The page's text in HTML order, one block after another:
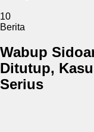
10
Berita
Wabup
Ditutup,
Serius